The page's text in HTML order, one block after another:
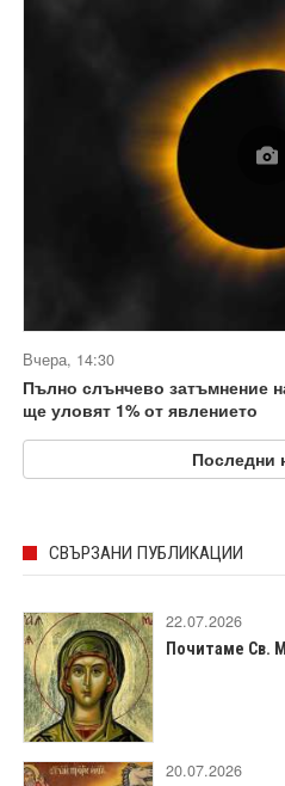
Вчера, 14:30
Пълно слънчево затъмнение
ще уловят 1% от явлението
Последни
СВЪРЗАНИ ПУБЛИКАЦИИ
22.07.2026
Почитаме Св.
20.07.2026